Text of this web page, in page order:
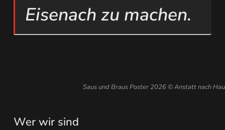
Eisenach zu machen.
Saus und Braus Poster 2026 © Anstatt nach
Wer wir sind